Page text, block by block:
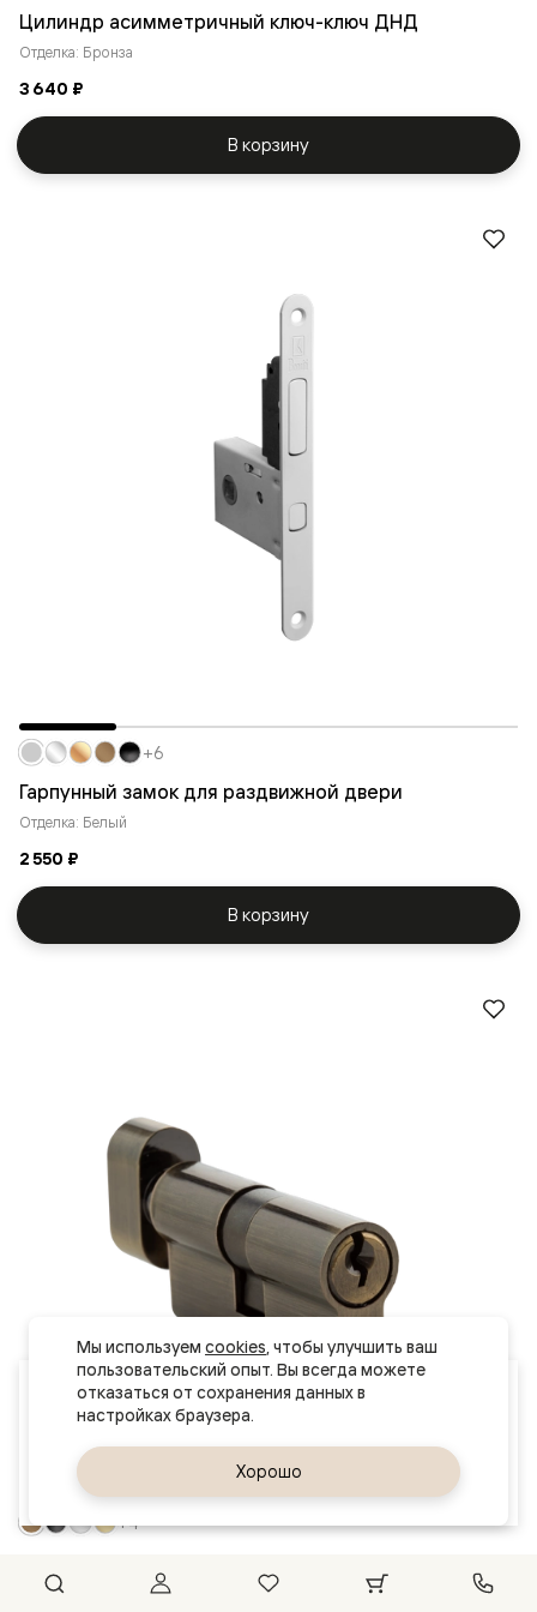
Ваш город
Великий Новгород
Цилиндр асимметричный ключ-ключ ДНД
Отделка: Бронза
3 640 ₽
В корзину
Гарпунный замок для раздвижной двери
Отделка: Белый
2 550 ₽
+6
В корзину
Отделка: Бронза
+4
Мы используем cookies, чтобы улучшить ваш
пользовательский опыт. Вы всегда можете
отказаться от сохранения данных в
Хорошо